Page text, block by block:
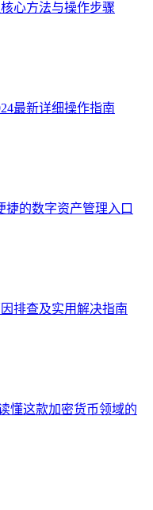
心方法与操作步骤
最新详细操作指南
捷的数字资产管理入口
排查及实用解决指南
懂这款加密货币领域的